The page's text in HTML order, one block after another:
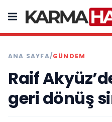
ANA SAYFA/GÜNDEM
Raif
geri dönüş